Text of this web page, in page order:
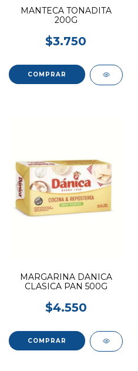
MANTECA TONADITA
200G
$3.750
MARGARINA DANICA
CLASICA PAN 500G
$4.550